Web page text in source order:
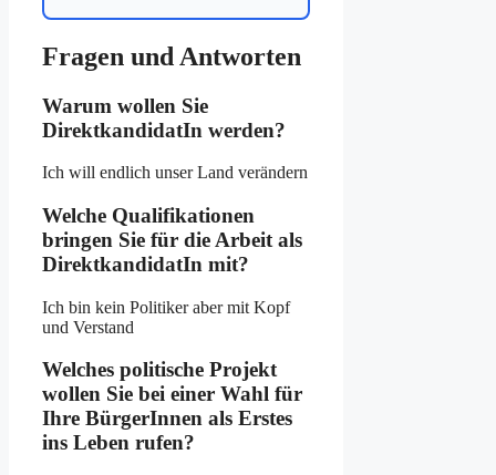
Fragen und Antworten
Warum wollen Sie
DirektkandidatIn werden?
Ich will endlich unser Land verändern
Welche Qualifikationen
bringen Sie für die Arbeit als
DirektkandidatIn mit?
Ich bin kein Politiker aber mit Kopf
und Verstand
Welches politische Projekt
wollen Sie bei einer Wahl für
Ihre BürgerInnen als Erstes
ins Leben rufen?